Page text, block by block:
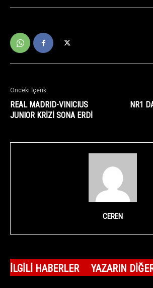
Önceki İçerik
REAL MADRID-VINICIUS
JUNIOR KRİZİ SONA ERDİ
NR1
CEREN
İLGILI HABERLER YAZARIN